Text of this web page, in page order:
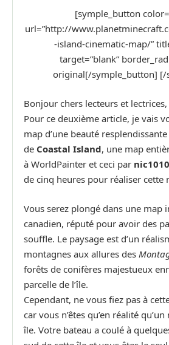
[symple_button
url=”http://
-island-cinematic-map/”
target=”blank”
original[/symple_button] [/
Bonjour chers lecteurs et lectrices,
Pour ce deuxième article, je vais
map d’une beauté resplendissante
de Coastal Island, une map
à WorldPainter et ceci par nic1010
de cinq heures pour réaliser cette
Vous serez plongé dans une map
canadien, réputé pour avoir des
souffle. Le paysage est d’un
montagnes aux allures des
forêts de conifères majestueux
parcelle de l’île.
Cependant, ne vous fiez pas à
car vous n’êtes qu’en réalité
île. Votre bateau a coulé à